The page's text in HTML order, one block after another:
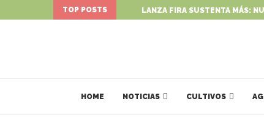
TOP POSTS LANZA FIRA SUSTENTA MÁS:
HOME NOTICIAS CULTIVOS